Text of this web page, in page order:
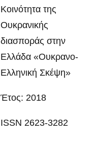
Κοινότητα της
Ουκρανικής
διασποράς στην
Ελλάδα «Ουκρανο-
Ελληνική Σκέψη»
Έτος: 2018
ISSN 2623-3282